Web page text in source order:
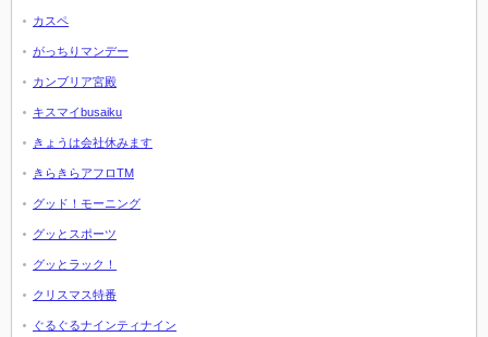
カスペ
がっちりマンデー
カンブリア宮殿
キスマイbusaiku
きょうは会社休みます
きらきらアフロTM
グッド！モーニング
グッとスポーツ
グッとラック！
クリスマス特番
ぐるぐるナインティナイン